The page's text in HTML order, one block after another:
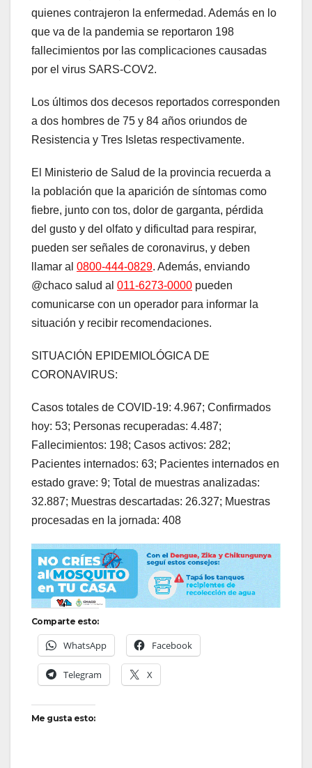
quienes contrajeron la enfermedad. Además en lo
que va de la pandemia se reportaron 198
fallecimientos por las complicaciones causadas
por el virus SARS-COV2.
Los últimos dos decesos reportados corresponden
a dos hombres de 75 y 84 años oriundos de
Resistencia y Tres Isletas respectivamente.
El Ministerio de Salud de la provincia recuerda a
la población que la aparición de síntomas como
fiebre, junto con tos, dolor de garganta, pérdida
del gusto y del olfato y dificultad para respirar,
pueden ser señales de coronavirus, y deben
llamar al 0800-444-0829. Además, enviando
@chaco salud al 011-6273-0000 pueden
comunicarse con un operador para informar la
situación y recibir recomendaciones.
SITUACIÓN EPIDEMIOLÓGICA DE
CORONAVIRUS:
Casos totales de COVID-19: 4.967; Confirmados
hoy: 53; Personas recuperadas: 4.487;
Fallecimientos: 198; Casos activos: 282;
Pacientes internados: 63; Pacientes internados en
estado grave: 9; Total de muestras analizadas:
32.887; Muestras descartadas: 26.327; Muestras
procesadas en la jornada: 408
Comparte esto:
WhatsApp Facebook
Telegram X
Me gusta esto: